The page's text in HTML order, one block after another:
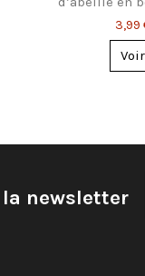
3,99
Voir
newsletter